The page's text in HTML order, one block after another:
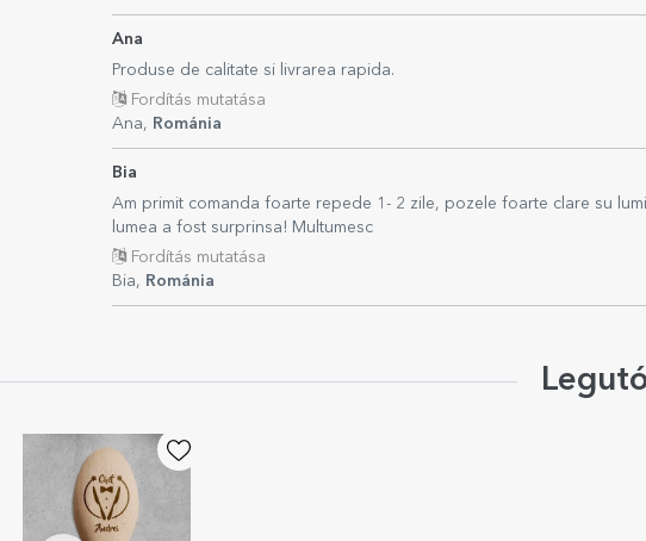
Ana
Produse de calitate si livrarea rapida.
Fordítás mutatása
Ana, Románia
Bia
Am primit comanda foarte repede 1- 2 zile, pozele foarte clare su
lumea a fost surprinsa! Multumesc
Fordítás mutatása
Bia, Románia